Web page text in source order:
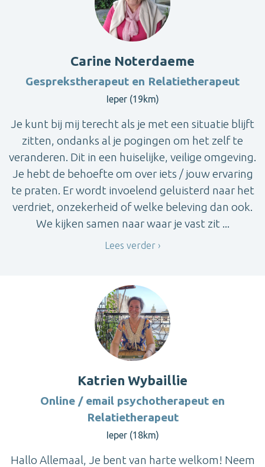
Carine Noterdaeme
Gesprekstherapeut en Relatietherapeut
Ieper (19km)
Je kunt bij mij terecht als je met een situatie blijft
zitten, ondanks al je pogingen om het zelf te
veranderen. Dit in een huiselijke, veilige omgeving.
Je hebt de behoefte om over iets / jouw ervaring
te praten. Er wordt invoelend geluisterd naar het
verdriet, onzekerheid of welke beleving dan ook.
We kijken samen naar waar je vast zit ...
Lees verder
Katrien Wybaillie
Online / email psychotherapeut en
Relatietherapeut
Ieper (18km)
Hallo Allemaal, Je bent van harte welkom! Neem